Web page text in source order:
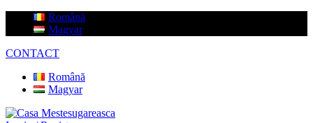
Română
Magyar
CONTACT
Română
Magyar